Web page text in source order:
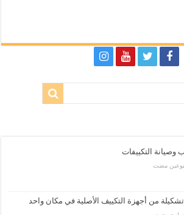
وصيانة التكييفات
مضت
تشكيلة من أجهزة التكييف الأصلية في مكان واحد